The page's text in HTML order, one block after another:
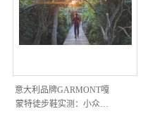
意大利品牌GARMONT嘎
蒙特徒步鞋实测：小众…